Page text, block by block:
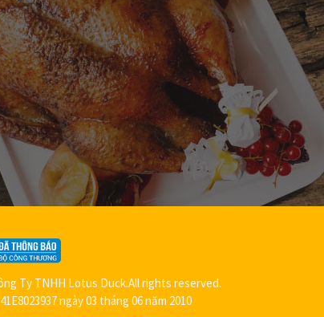
Ty TNHH Lotus Duck.All rights reserved.
ngày 03 tháng 06 năm 2010